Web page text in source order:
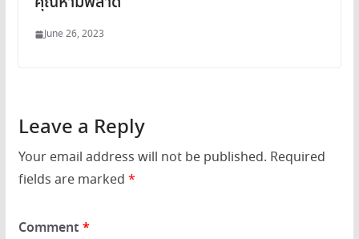
June 26, 2023
Leave a Reply
Your email address will not be published. Required
fields are marked *
Comment *